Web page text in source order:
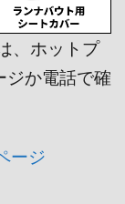
、ホットプ
ジか電話で確
ージ